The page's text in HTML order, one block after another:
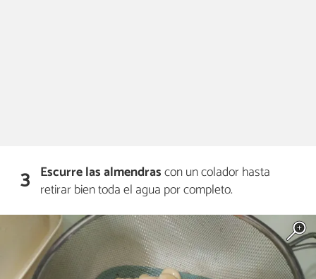
3 Escurre las almendrascon un colador hasta
retirar bien toda el agua por completo.